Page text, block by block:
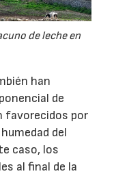
de leche en
han
de
favorecidos por
del
caso, los
al final de la